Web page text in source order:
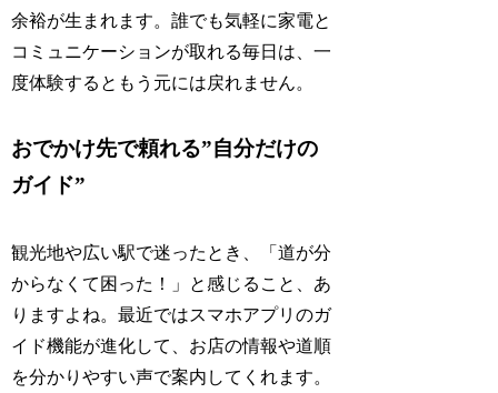
余裕が生まれます。誰でも気軽に家電と
コミュニケーションが取れる毎日は、一
度体験するともう元には戻れません。
おでかけ先で頼れる”自分だけの
ガイド”
観光地や広い駅で迷ったとき、「道が分
からなくて困った！」と感じること、あ
りますよね。最近ではスマホアプリのガ
イド機能が進化して、お店の情報や道順
を分かりやすい声で案内してくれます。